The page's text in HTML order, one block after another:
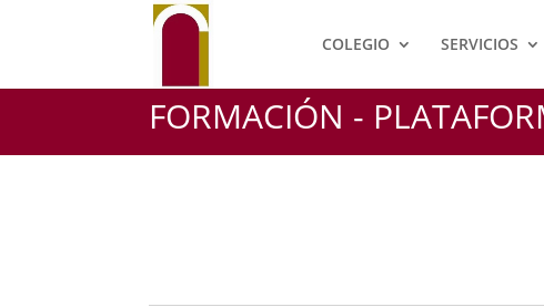
COLEGIO SERVICIOS
FORMACIÓN -